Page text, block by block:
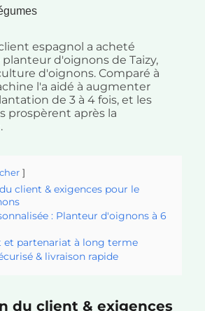
espagnol a acheté
d'oignons de Taizy,
d'oignons. Comparé à
l'a aidé à augmenter
de 3 à 4 fois, et les
prospèrent après la
client & exigences pour le
: Planteur d'oignons à 6
et partenariat à long terme
& livraison rapide
du client & exigences